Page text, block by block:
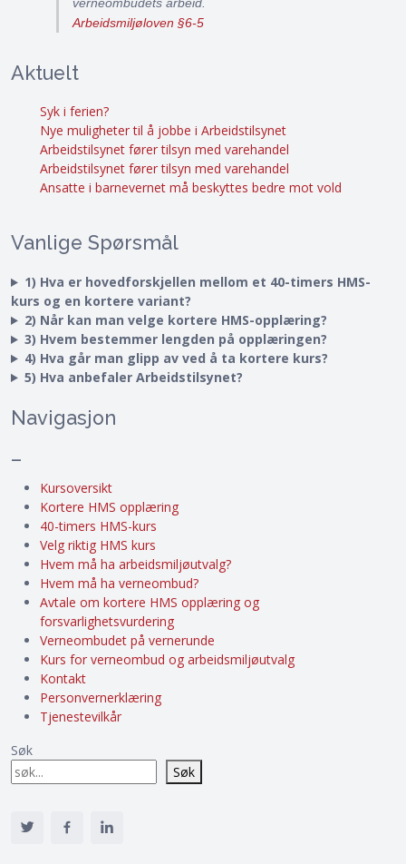
Arbeidsmiljøloven §6-5
Aktuelt
Syk i ferien?
Nye muligheter til å jobbe i Arbeidstilsynet
Arbeidstilsynet fører tilsyn med varehandel
Arbeidstilsynet fører tilsyn med varehandel
Ansatte i barnevernet må beskyttes bedre mot vold
Vanlige Spørsmål
1) Hva er hovedforskjellen mellom et 40-timers HMS-
kurs og en kortere variant?
2) Når kan man velge kortere HMS-opplæring?
3) Hvem bestemmer lengden på opplæringen?
4) Hva går man glipp av ved å ta kortere kurs?
5) Hva anbefaler Arbeidstilsynet?
Navigasjon
–
Kursoversikt
Kortere HMS opplæring
40-timers HMS-kurs
Velg riktig HMS kurs
Hvem må ha arbeidsmiljøutvalg?
Hvem må ha verneombud?
Avtale om kortere HMS opplæring og
forsvarlighetsvurdering
Verneombudet på vernerunde
Kurs for verneombud og arbeidsmiljøutvalg
Kontakt
Personvernerklæring
Tjenestevilkår
Søk
Søk